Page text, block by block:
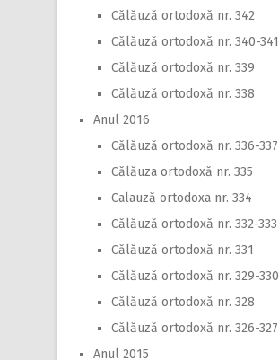
Călăuză ortodoxă nr. 342
Călăuză ortodoxă nr. 340-341
Călăuză ortodoxă nr. 339
Călăuză ortodoxă nr. 338
Anul 2016
Călăuză ortodoxă nr. 336-337
Călăuza ortodoxă nr. 335
Calauză ortodoxa nr. 334
Călăuză ortodoxă nr. 332-333
Călăuză ortodoxă nr. 331
Călăuză ortodoxă nr. 329-330
Călăuză ortodoxă nr. 328
Călăuză ortodoxă nr. 326-327
Anul 2015